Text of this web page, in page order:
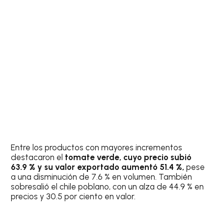
Entre los productos con mayores incrementos
destacaron el tomate verde, cuyo precio subió
63.9 % y su valor exportado aumentó 51.4 %, pese
a una disminución de 7.6 % en volumen. También
sobresalió el chile poblano, con un alza de 44.9 % en
precios y 30.5 por ciento en valor.